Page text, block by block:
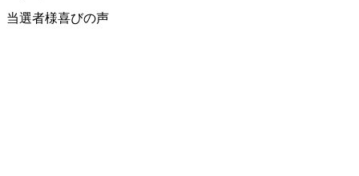
当選者様喜びの声